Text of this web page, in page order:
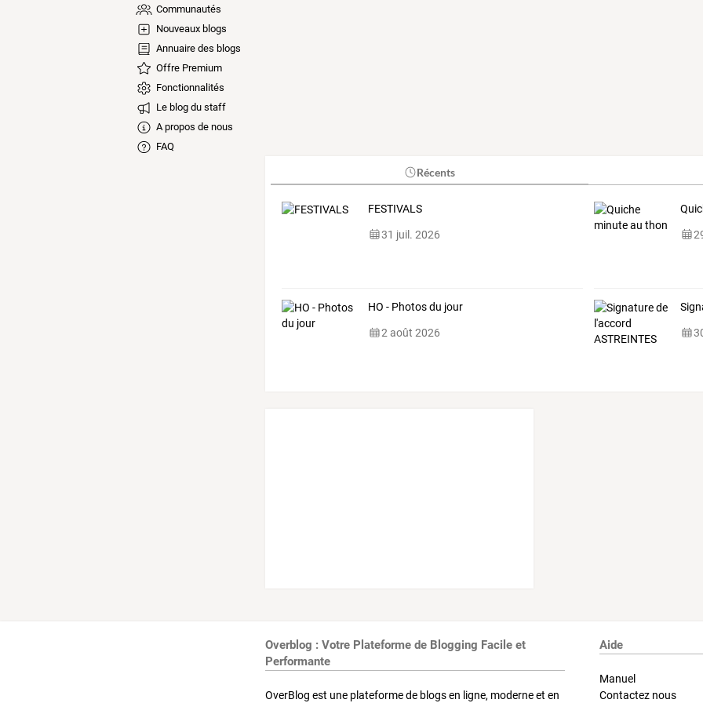
Communautés
Nouveaux blogs
Annuaire des blogs
Offre Premium
Fonctionnalités
Le blog du staff
A propos de nous
FAQ
Récents
FESTIVALS
31 juil. 2026
HO - Photos du jour
2 août 2026
Overblog : Votre Plateforme de Blogging Facile et
Performante
OverBlog est une plateforme de blogs en ligne, moderne et en
Aide
Manuel
Contactez nous